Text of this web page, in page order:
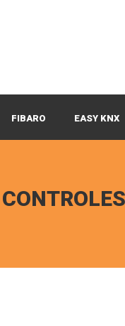
FIBARO EASY KNX